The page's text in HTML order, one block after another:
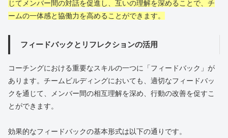
じてメンバー間の対話を促進し、互いの理解を深めることで、チ
ームの一体感と協働力を高めることができます。
フィードバックとリフレクションの活用
コーチングにおける重要なスキルの一つに「フィードバック」が
あります。チームビルディングにおいても、適切なフィードバッ
クを通じて、メンバー間の相互理解を深め、行動の改善を促すこ
とができます。
効果的なフィードバックの基本形式は以下の通りです。